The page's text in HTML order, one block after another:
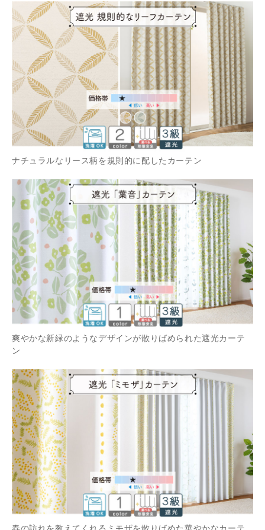
ナチュラルなリース柄を規則的に配したカーテン
爽やかな新緑のようなデザインが散りばめられた遮光カーテ
ン
春の訪れを教えてくれるミモザを散りばめた華やかなカーテ